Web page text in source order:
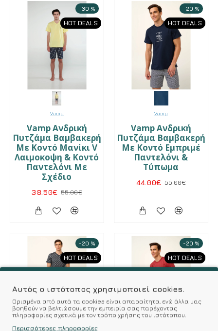
HOT DEALS
-30 %
Vamp
Vamp Ανδρική
Πυτζάμα Βαμβακερή
Με Κοντό Μανίκι V
Λαιμοκοψη & Κοντό
Παντελόνι Με
Σχέδιο
38.50€ 55.00€
HOT DEALS
-20 %
Vamp
Vamp Ανδρική
Πυτζάμα Βαμβακερή
Με Κοντό Εμπριμέ
Παντελόνι &
Τύπωμα
44.00€ 55.00€
HOT DEALS
-20 %
HOT DEALS
-20 %
Αυτός ο ιστότοπος χρησιμοποιεί cookies.
Ορισμένα από αυτά τα cookies είναι απαραίτητα, ενώ άλλα μας
βοηθούν να βελτιώσουμε την εμπειρία σας παρέχοντας
πληροφορίες σχετικά με τον τρόπο χρήσης του ιστότοπου.
Περισσότερες πληροφορίες